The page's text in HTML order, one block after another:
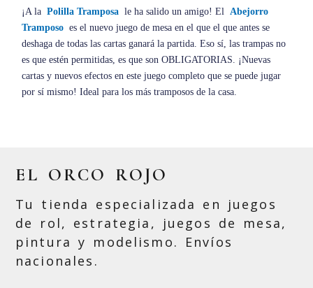
¡A la Polilla Tramposa le ha salido un amigo! El
Abejorro
Tramposo es el nuevo juego de mesa en el que el que antes se
deshaga de todas las cartas ganará la partida. Eso sí, las trampas no
es que estén permitidas, es que son OBLIGATORIAS. ¡Nuevas
cartas y nuevos efectos en este juego completo que se puede jugar
por sí mismo! Ideal para los más tramposos de la casa.
EL ORCO ROJO
Tu tienda especializada en juegos
de rol, estrategia, juegos de mesa,
pintura y modelismo. Envíos
nacionales.